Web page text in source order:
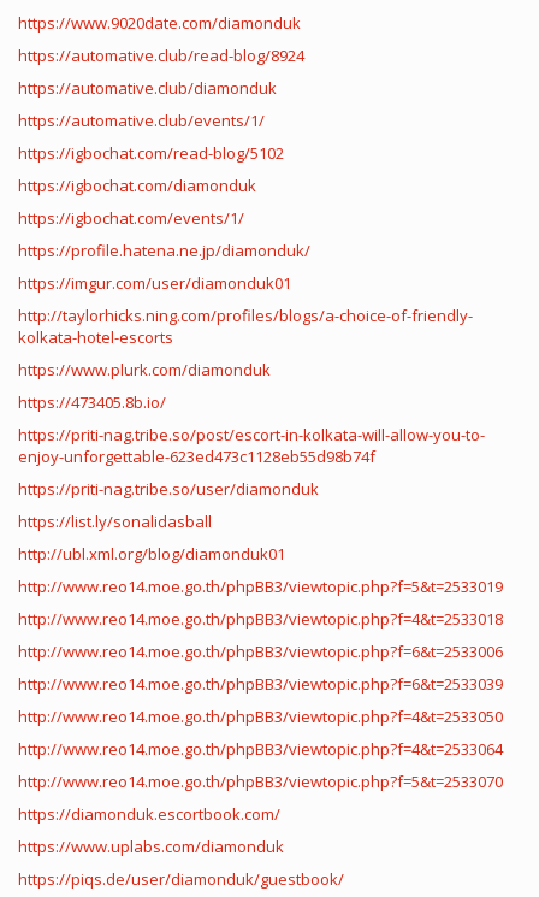
https://www.9020date.com/diamonduk
https://automative.club/read-blog/8924
https://automative.club/diamonduk
https://automative.club/events/1/
https://igbochat.com/read-blog/5102
https://igbochat.com/diamonduk
https://igbochat.com/events/1/
https://profile.hatena.ne.jp/diamonduk/
https://imgur.com/user/diamonduk01
http://taylorhicks.ning.com/profiles/blogs/a-choice-of-friendly-
kolkata-hotel-escorts
https://www.plurk.com/diamonduk
https://473405.8b.io/
https://priti-nag.tribe.so/post/escort-in-kolkata-will-allow-you-to-
enjoy-unforgettable-623ed473c1128eb55d98b74f
https://priti-nag.tribe.so/user/diamonduk
https://list.ly/sonalidasball
http://ubl.xml.org/blog/diamonduk01
http://www.reo14.moe.go.th/phpBB3/viewtopic.php?f=5&t=2533019
http://www.reo14.moe.go.th/phpBB3/viewtopic.php?f=4&t=2533018
http://www.reo14.moe.go.th/phpBB3/viewtopic.php?f=6&t=2533006
http://www.reo14.moe.go.th/phpBB3/viewtopic.php?f=6&t=2533039
http://www.reo14.moe.go.th/phpBB3/viewtopic.php?f=4&t=2533050
http://www.reo14.moe.go.th/phpBB3/viewtopic.php?f=4&t=2533064
http://www.reo14.moe.go.th/phpBB3/viewtopic.php?f=5&t=2533070
https://diamonduk.escortbook.com/
https://www.uplabs.com/diamonduk
https://piqs.de/user/diamonduk/guestbook/